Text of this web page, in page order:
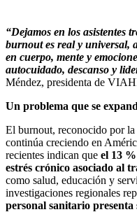
“Dejamos en los asistentes
burnout es real y universal,
en cuerpo, mente y
autocuidado, descanso y
Méndez, presidenta de
Un problema que se
El burnout, reconocido por
continúa creciendo en
recientes indican que el 13
estrés crónico asociado al
como salud, educación y
investigaciones regionales
personal sanitario